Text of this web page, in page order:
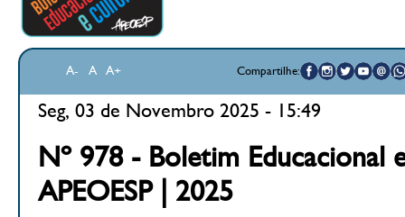
A- A A+ Compartilhe:
Seg, 03 de Novembro 2025 - 15:49
Nº 978 - Boletim Educacional
APEOESP | 2025